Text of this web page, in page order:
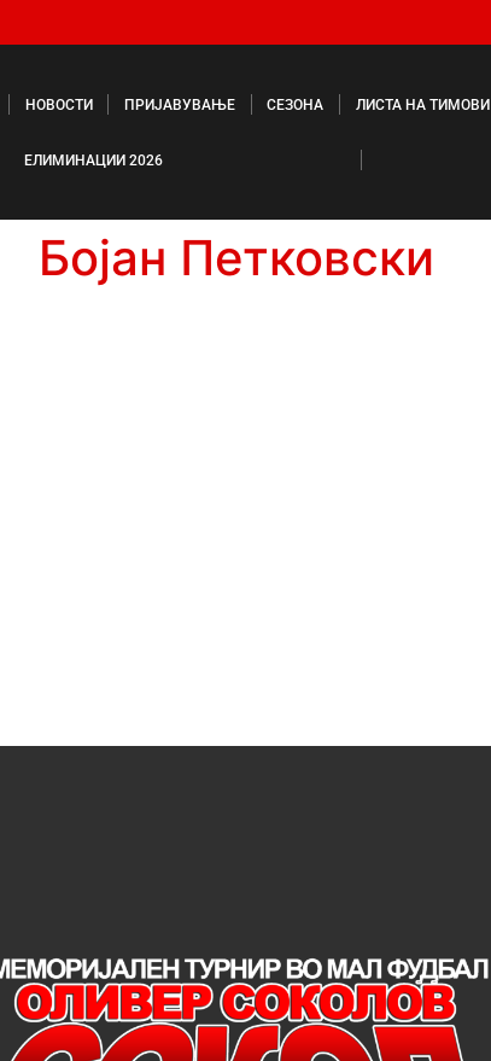
НОВОСТИ ПРИЈАВУВАЊЕ СЕЗОНА ЛИСТА НА ТИМОВИ
ЕЛИМИНАЦИИ 2026
Бојан Петковски